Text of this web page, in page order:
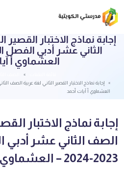
إجابة نماذج الاختبار
العشماوي أ
العشماوي أ آيات أحمد
إجابة نماذج الاختبار
الصف الثاني عشر أدبي
2023-2024 – العشماوي أ آيات أحمد